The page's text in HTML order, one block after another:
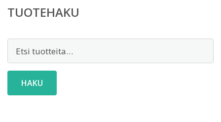
TUOTEHAKU
HAKU